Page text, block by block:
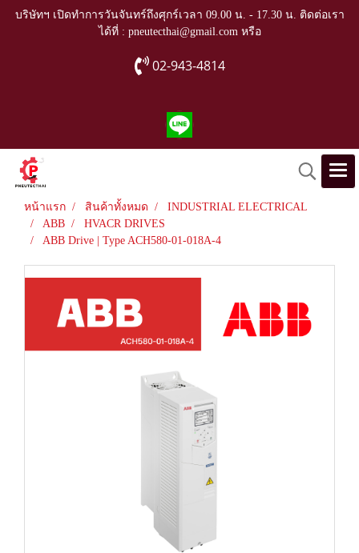
บริษัทฯ เปิดทำการวันจันทร์ถึงศุกร์เวลา 09.00 น. - 17.30 น. ติดต่อเรา
ได้ที่ : pneutecthai@gmail.com หรือ
02-943-4814
หน้าแรก สินค้าทั้งหมด
INDUSTRIAL ELECTRICAL
ABB
HVACR DRIVES
ABB Drive | Type ACH580-01-018A-4